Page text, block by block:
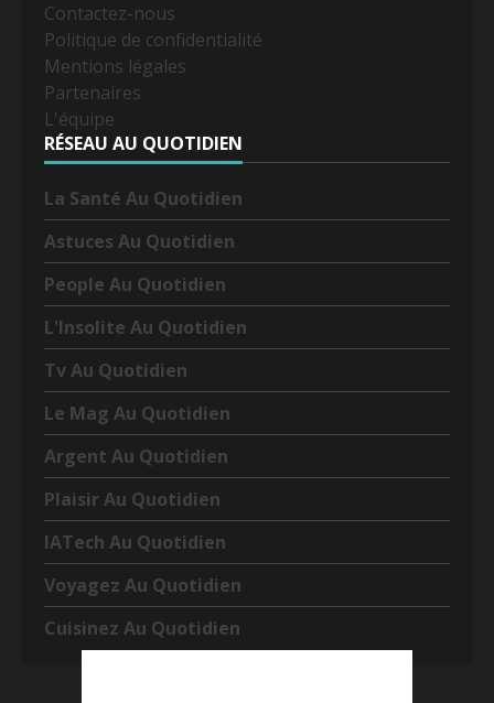
Contactez-nous
Politique de confidentialité
Mentions légales
Partenaires
L'équipe
RÉSEAU AU QUOTIDIEN
La Santé Au Quotidien
Astuces Au Quotidien
People Au Quotidien
L'Insolite Au Quotidien
Tv Au Quotidien
Le Mag Au Quotidien
Argent Au Quotidien
Plaisir Au Quotidien
IATech Au Quotidien
Voyagez Au Quotidien
Cuisinez Au Quotidien